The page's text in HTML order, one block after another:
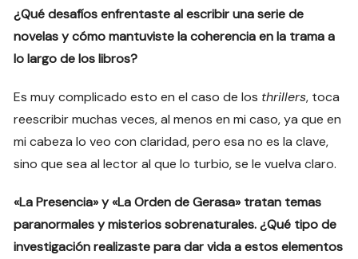
¿Qué desafíos enfrentaste al escribir una serie de
novelas y cómo mantuviste la coherencia en la trama a
lo largo de los libros?
Es muy complicado esto en el caso de los thrillers, toca
reescribir muchas veces, al menos en mi caso, ya que en
mi cabeza lo veo con claridad, pero esa no es la clave,
sino que sea al lector al que lo turbio, se le vuelva claro.
«La Presencia» y «La Orden de Gerasa» tratan temas
paranormales y misterios sobrenaturales. ¿Qué tipo de
investigación realizaste para dar vida a estos elementos